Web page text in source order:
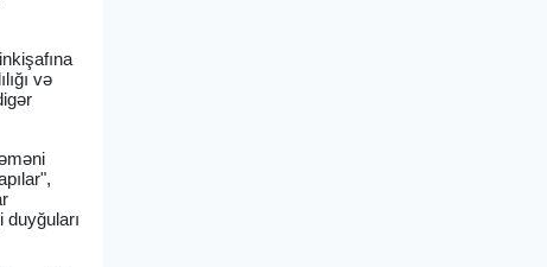
və
duyğuları